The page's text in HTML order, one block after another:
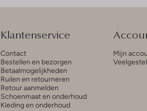
Klantenservice
Contact
Bestellen en bezorgen
Betaalmogelijkheden
Ruilen en retourneren
Retour aanmelden
Schoenmaat en onderhoud
Kleding en onderhoud
Mijn